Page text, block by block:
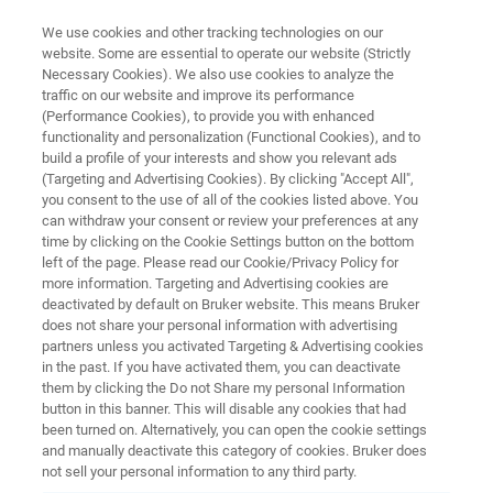
WAS GIBT ES NEUES IM DAIRY MARKT VON BRUKER?
Online FT-NIR Netzwerkseminar
Milchlabor
Am 10.06.2026, 13:00 - 15:00 Uhr. Das Seminar
wird über MS Teams stattfinden.
Event Informationen Weitere Informationen
We use cookies and other tracking technologies on our
website. Some are essential to operate our website (Strictly
Necessary Cookies). We also use cookies to analyze the
traffic on our website and improve its performance
(Performance Cookies), to provide you with enhanced
functionality and personalization (Functional Cookies), and to
build a profile of your interests and show you relevant ads
(Targeting and Advertising Cookies). By clicking "Accept All",
you consent to the use of all of the cookies listed above. You
can withdraw your consent or review your preferences at any
time by clicking on the Cookie Settings button on the bottom
left of the page. Please read our Cookie/Privacy Policy for
more information. Targeting and Advertising cookies are
deactivated by default on Bruker website. This means Bruker
does not share your personal information with advertising
partners unless you activated Targeting & Advertising cookies
in the past. If you have activated them, you can deactivate
them by clicking the Do not Share my personal Information
button in this banner. This will disable any cookies that had
been turned on. Alternatively, you can open the cookie settings
and manually deactivate this category of cookies. Bruker does
not sell your personal information to any third party.